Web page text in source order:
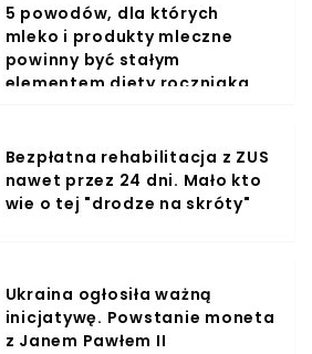
5 powodów, dla których
mleko i produkty mleczne
powinny być stałym
elementem diety roczniaka
Bezpłatna rehabilitacja z ZUS
nawet przez 24 dni. Mało kto
wie o tej "drodze na skróty"
Ukraina ogłosiła ważną
inicjatywę. Powstanie moneta
z Janem Pawłem II